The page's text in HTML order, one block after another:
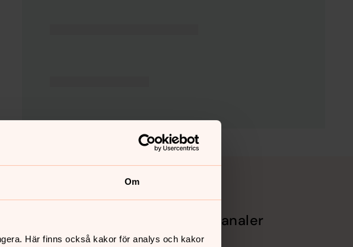
Om
Här finns också kakor för analys och kakor
Sociala kanaler